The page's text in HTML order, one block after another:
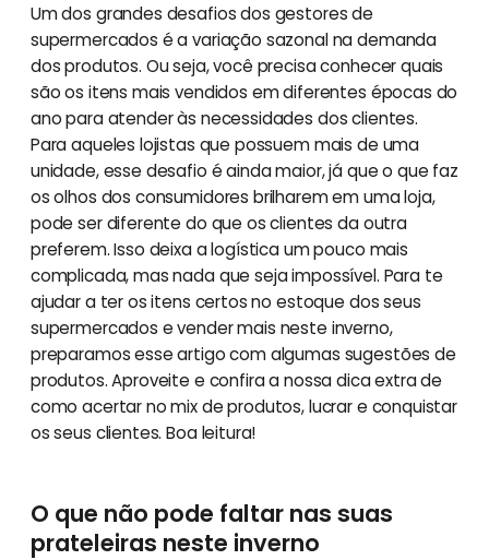
Um dos grandes desafios dos gestores de
supermercados é a variação sazonal na demanda
dos produtos. Ou seja, você precisa conhecer quais
são os itens mais vendidos em diferentes épocas do
ano para atender às necessidades dos clientes.
Para aqueles lojistas que possuem mais de uma
unidade, esse desafio é ainda maior, já que o que faz
os olhos dos consumidores brilharem em uma loja,
pode ser diferente do que os clientes da outra
preferem. Isso deixa a logística um pouco mais
complicada, mas nada que seja impossível. Para te
ajudar a ter os itens certos no estoque dos seus
supermercados e vender mais neste inverno,
preparamos esse artigo com algumas sugestões de
produtos. Aproveite e confira a nossa dica extra de
como acertar no mix de produtos, lucrar e conquistar
os seus clientes. Boa leitura!
O que não pode faltar nas suas
prateleiras neste inverno